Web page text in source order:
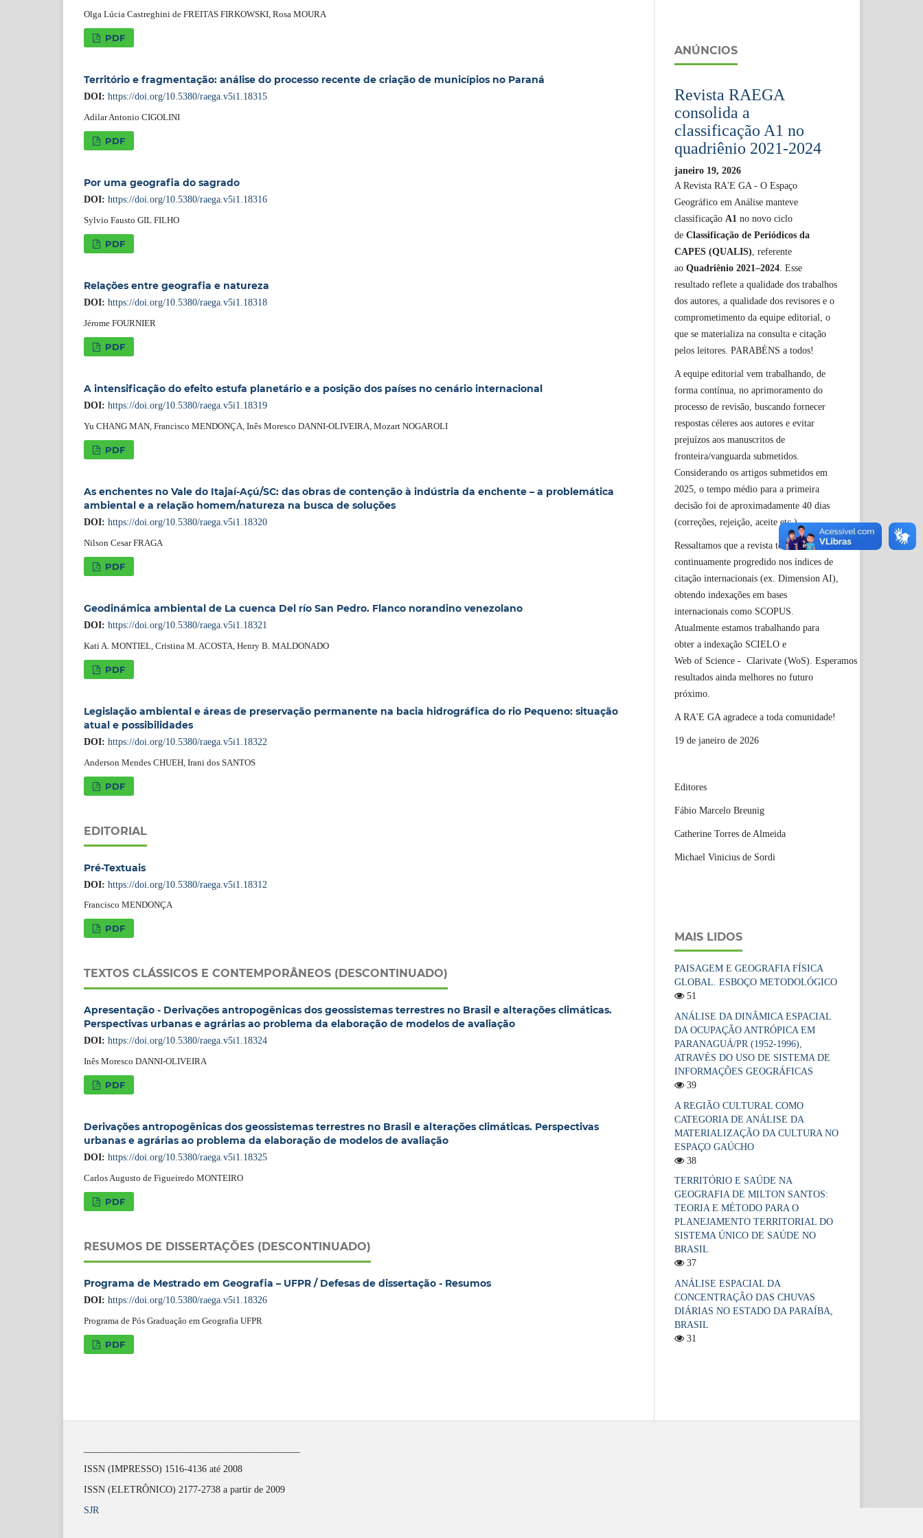
Olga Lúcia Castreghini de FREITAS FIRKOWSKI, Rosa MOURA
PDF
Território e fragmentação: análise do processo recente de criação de municípios no Paraná
DOI: https://doi.org/10.5380/raega.v5i1.18315
Adilar Antonio CIGOLINI
PDF
Por uma geografia do sagrado
DOI: https://doi.org/10.5380/raega.v5i1.18316
Sylvio Fausto GIL FILHO
PDF
Relações entre geografia e natureza
DOI: https://doi.org/10.5380/raega.v5i1.18318
Jérome FOURNIER
PDF
A intensificação do efeito estufa planetário e a posição dos países no cenário internacional
DOI: https://doi.org/10.5380/raega.v5i1.18319
Yu CHANG MAN, Francisco MENDONÇA, Inês Moresco DANNI-OLIVEIRA, Mozart NOGAROLI
PDF
As enchentes no Vale do Itajaí-Açú/SC: das obras de contenção à indústria da enchente – a problemática
ambiental e a relação homem/natureza na busca de soluções
DOI: https://doi.org/10.5380/raega.v5i1.18320
Nilson Cesar FRAGA
PDF
Geodinámica ambiental de La cuenca Del río San Pedro. Flanco norandino venezolano
DOI: https://doi.org/10.5380/raega.v5i1.18321
Kati A. MONTIEL, Cristina M. ACOSTA, Henry B. MALDONADO
PDF
Legislação ambiental e áreas de preservação permanente na bacia hidrográfica do rio Pequeno: situação
atual e possibilidades
DOI: https://doi.org/10.5380/raega.v5i1.18322
Anderson Mendes CHUEH, Irani dos SANTOS
PDF
EDITORIAL
Pré-Textuais
DOI: https://doi.org/10.5380/raega.v5i1.18312
Francisco MENDONÇA
PDF
TEXTOS CLÁSSICOS E CONTEMPORÂNEOS (DESCONTINUADO)
Apresentação - Derivações antropogênicas dos geossistemas terrestres no Brasil e alterações climáticas.
Perspectivas urbanas e agrárias ao problema da elaboração de modelos de avaliação
DOI: https://doi.org/10.5380/raega.v5i1.18324
Inês Moresco DANNI-OLIVEIRA
PDF
Derivações antropogênicas dos geossistemas terrestres no Brasil e alterações climáticas. Perspectivas
urbanas e agrárias ao problema da elaboração de modelos de avaliação
DOI: https://doi.org/10.5380/raega.v5i1.18325
Carlos Augusto de Figueiredo MONTEIRO
PDF
RESUMOS DE DISSERTAÇÕES (DESCONTINUADO)
Programa de Mestrado em Geografia – UFPR / Defesas de dissertação - Resumos
DOI: https://doi.org/10.5380/raega.v5i1.18326
Programa de Pós Graduação em Geografia UFPR
PDF
ANÚNCIOS
Revista RAEGA
consolida a
classificação A1 no
quadriênio 2021-2024
janeiro 19, 2026
A Revista RA'E GA - O Espaço
Geográfico em Análise manteve
classificação A1 no novo ciclo
de Classificação de Periódicos da
CAPES (QUALIS) , referente
ao Quadriênio 2021–2024 . Esse
resultado reflete a qualidade dos trabalhos
dos autores, a qualidade dos revisores e o
comprometimento da equipe editorial, o
que se materializa na consulta e citação
pelos leitores. PARABÉNS a todos!
A equipe editorial vem trabalhando, de
forma contínua, no aprimoramento do
processo de revisão, buscando fornecer
respostas céleres aos autores e evitar
prejuízos aos manuscritos de
fronteira/vanguarda submetidos.
Considerando os artigos submetidos em
2025, o tempo médio para a primeira
decisão foi de aproximadamente 40 dias
(correções, rejeição, aceite etc.).
Ressaltamos que a revista tem
continuamente progredido nos índices de
citação internacionais (ex. Dimension AI),
obtendo indexações em bases
internacionais como SCOPUS.
Atualmente estamos trabalhando para
obter a indexação SCIELO e
Web of Science - Clarivate (WoS). Esperamos
resultados ainda melhores no futuro
próximo.
A RA'E GA agradece a toda comunidade!
19 de janeiro de 2026
Editores
Fábio Marcelo Breunig
Catherine Torres de Almeida
Michael Vinicius de Sordi
MAIS LIDOS
PAISAGEM E GEOGRAFIA FÍSICA
GLOBAL. ESBOÇO METODOLÓGICO
51
ANÁLISE DA DINÂMICA ESPACIAL
DA OCUPAÇÃO ANTRÓPICA EM
PARANAGUÁ/PR (1952-1996),
ATRAVÉS DO USO DE SISTEMA DE
INFORMAÇÕES GEOGRÁFICAS
39
A REGIÃO CULTURAL COMO
CATEGORIA DE ANÁLISE DA
MATERIALIZAÇÃO DA CULTURA NO
ESPAÇO GAÚCHO
38
TERRITÓRIO E SAÚDE NA
GEOGRAFIA DE MILTON SANTOS:
TEORIA E MÉTODO PARA O
PLANEJAMENTO TERRITORIAL DO
SISTEMA ÚNICO DE SAÚDE NO
BRASIL
37
ANÁLISE ESPACIAL DA
CONCENTRAÇÃO DAS CHUVAS
DIÁRIAS NO ESTADO DA PARAÍBA,
BRASIL
31
ISSN (IMPRESSO) 1516-4136 até 2008
ISSN (ELETRÔNICO) 2177-2738 a partir de 2009
SJR